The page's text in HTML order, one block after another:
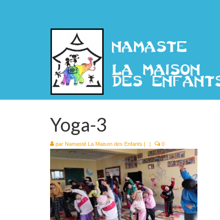
Yoga-3
par Namasté La Maison des Enfants | | 0